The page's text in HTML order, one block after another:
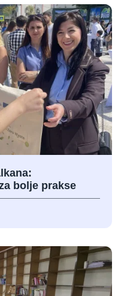
bolje prakse